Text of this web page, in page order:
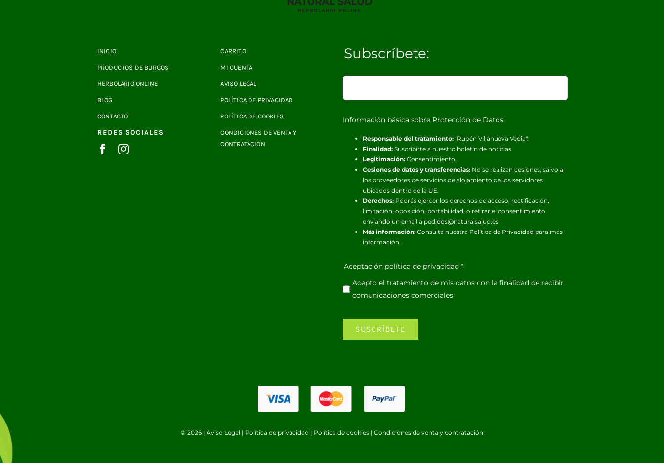
INICIO
PRODUCTOS DE BURGOS
HERBOLARIO ONLINE
BLOG
CONTACTO
REDES SOCIALES
CARRITO
MI CUENTA
AVISO LEGAL
POLÍTICA DE PRIVACIDAD
POLÍTICA DE COOKIES
CONDICIONES DE VENTA Y
CONTRATACIÓN
Subscríbete:
Información básica sobre Protección de Datos:
Responsable del tratamiento: "Rubén Villanueva Vedia".
Finalidad: Suscribirte a nuestro boletín de noticias.
Legitimación: Consentimiento.
Cesiones de datos y transferencias: No se realizan cesiones, salvo a
los proveedores de servicios de alojamiento de los servidores
ubicados dentro de la UE.
Derechos: Podrás ejercer los derechos de acceso, rectificación,
limitación, oposición, portabilidad, o retirar el consentimiento
enviando un email a pedidos@naturalsalud.es
Más información: Consulta nuestra Política de Privacidad para más
información.
Aceptación política de privacidad*
Acepto el tratamiento de mis datos con la finalidad de recibir
comunicaciones comerciales
SUSCRÍBETE
© 2026 | Aviso Legal | Política de privacidad | Política de cookies | Condiciones de venta y contratación